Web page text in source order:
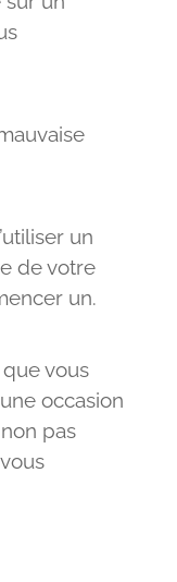
un
de votre
un.
vous
occasion
pas